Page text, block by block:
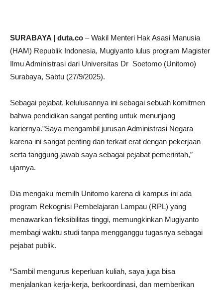
SURABAYA | duta.co – Wakil Menteri Hak Asasi Manusia
(HAM) Republik Indonesia, Mugiyanto lulus program Magister
Ilmu Administrasi dari Universitas Dr Soetomo (Unitomo)
Surabaya, Sabtu (27/9/2025).
Sebagai pejabat, kelulusannya ini sebagai sebuah komitmen
bahwa pendidikan sangat penting untuk menunjang
kariernya.”Saya mengambil jurusan Administrasi Negara
karena ini sangat penting dan terkait erat dengan pekerjaan
serta tanggung jawab saya sebagai pejabat pemerintah,”
ujarnya.
Dia mengaku memilh Unitomo karena di kampus ini ada
program Rekognisi Pembelajaran Lampau (RPL) yang
menawarkan fleksibilitas tinggi, memungkinkan Mugiyanto
membagi waktu studi tanpa mengganggu tugasnya sebagai
pejabat publik.
“Sambil mengurus keperluan kuliah, saya juga bisa
menjalankan kerja-kerja, berkoordinasi, dan memberikan